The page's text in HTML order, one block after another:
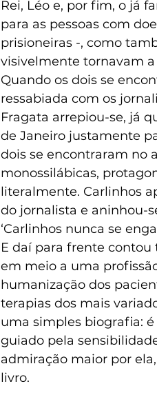
Rei, Léo e, por fim, o já
para as pessoas com
prisioneiras -, como
visivelmente tornavam
Quando os dois se
ressabiada com os
Fragata arrepiou-se, já
de Janeiro justamente
dois se encontraram no
monossilábicas,
literalmente. Carlinhos
do jornalista e aninhou-
‘Carlinhos nunca se
E daí para frente
em meio a uma
humanização dos
terapias dos mais
uma simples biografia:
guiado pela
admiração maior por
livro.